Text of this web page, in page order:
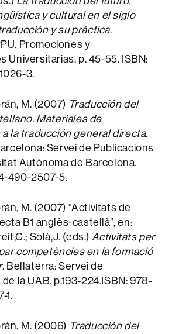
y cultural en el siglo
y su práctica.
Promociones y
Universitarias. p. 45-55. ISBN:
3.
M. (2007) Traducción del
Materiales de
la traducción general directa.
Servei de Publicacions
Autònoma de Barcelona.
490-2507-5.
M. (2007) “Activitats de
B1 anglès-castellà”, en:
Solà,J. (eds.) Activitats per
competències en la formació
. Bellaterra: Servei de
la UAB. p.193-224.ISBN: 978-
1.
M. (2006) Traducción del